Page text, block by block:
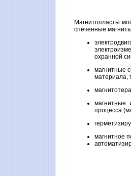
Магнитопласты
спеченные
охранной
магнитные
материала,
магнитные
процесса
магнитное